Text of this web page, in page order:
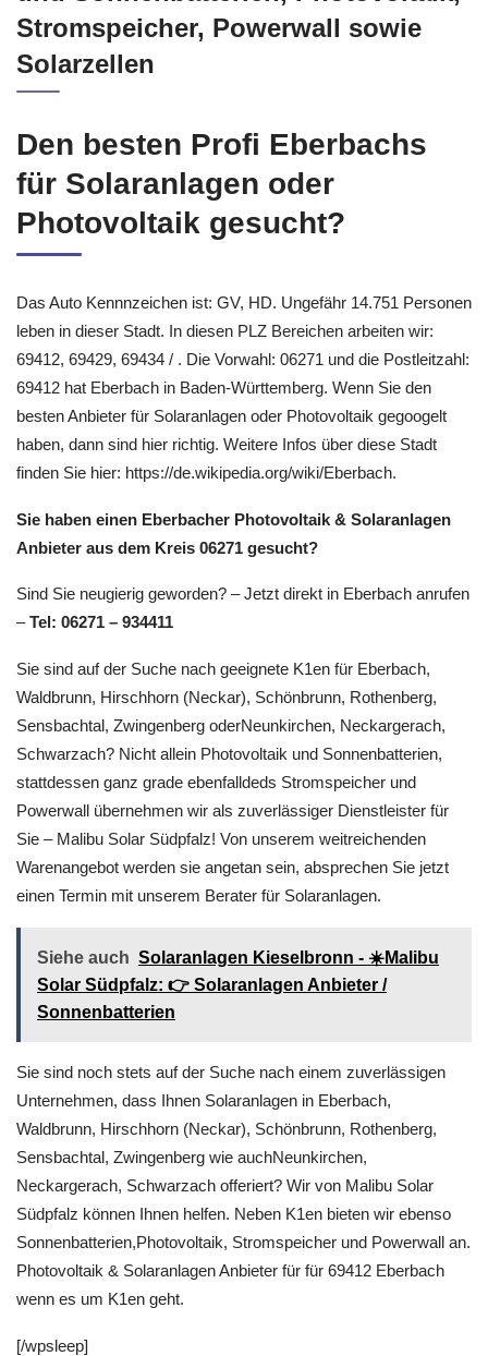
Stromspeicher, Powerwall sowie
Solarzellen
Den besten Profi Eberbachs
für Solaranlagen oder
Photovoltaik gesucht?
Das Auto Kennnzeichen ist: GV, HD. Ungefähr 14.751 Personen
leben in dieser Stadt. In diesen PLZ Bereichen arbeiten wir:
69412, 69429, 69434 / . Die Vorwahl: 06271 und die Postleitzahl:
69412 hat Eberbach in Baden-Württemberg. Wenn Sie den
besten Anbieter für Solaranlagen oder Photovoltaik gegoogelt
haben, dann sind hier richtig. Weitere Infos über diese Stadt
finden Sie hier: https://de.wikipedia.org/wiki/Eberbach.
Sie haben einen Eberbacher Photovoltaik & Solaranlagen
Anbieter aus dem Kreis 06271 gesucht?
Sind Sie neugierig geworden? – Jetzt direkt in Eberbach anrufen
–Tel: 06271 – 934411
Sie sind auf der Suche nach geeignete K1en für Eberbach,
Waldbrunn, Hirschhorn (Neckar), Schönbrunn, Rothenberg,
Sensbachtal, Zwingenberg oderNeunkirchen, Neckargerach,
Schwarzach? Nicht allein Photovoltaik und Sonnenbatterien,
stattdessen ganz grade ebenfalldeds Stromspeicher und
Powerwall übernehmen wir als zuverlässiger Dienstleister für
Sie – Malibu Solar Südpfalz! Von unserem weitreichenden
Warenangebot werden sie angetan sein, absprechen Sie jetzt
einen Termin mit unserem Berater für Solaranlagen.
Siehe auch Solaranlagen Kieselbronn - ☀️Malibu
Solar Südpfalz: 👉 Solaranlagen Anbieter /
Sonnenbatterien
Sie sind noch stets auf der Suche nach einem zuverlässigen
Unternehmen, dass Ihnen Solaranlagen in Eberbach,
Waldbrunn, Hirschhorn (Neckar), Schönbrunn, Rothenberg,
Sensbachtal, Zwingenberg wie auchNeunkirchen,
Neckargerach, Schwarzach offeriert? Wir von Malibu Solar
Südpfalz können Ihnen helfen. Neben K1en bieten wir ebenso
Sonnenbatterien,Photovoltaik, Stromspeicher und Powerwall an.
Photovoltaik & Solaranlagen Anbieter für für 69412 Eberbach
wenn es um K1en geht.
[/wpsleep]